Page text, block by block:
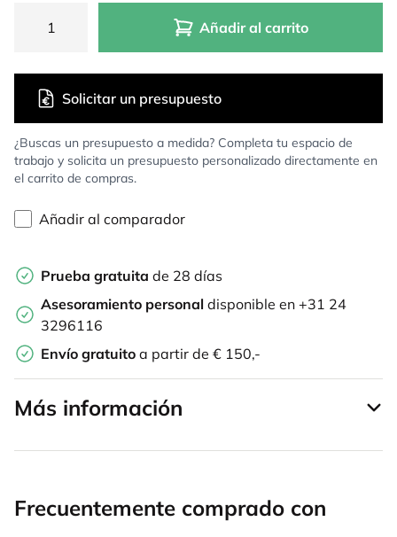
Añadir al carrito
¿Buscas un presupuesto a medida? Completa tu espacio de
trabajo y solicita un presupuesto personalizado directamente en
el carrito de compras.
Solicitar un presupuesto
Añadir al comparador
Prueba gratuita de 28 días
Asesoramiento personal disponible en +31 24
3296116
Envío gratuito a partir de € 150,-
Más información
Frecuentemente comprado con